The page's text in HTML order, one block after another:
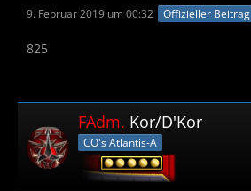
9. Februar 2019 um 00:32 Offizieller Beitrag
825
FAdm. Kor/D'Kor
CO's Atlantis-A